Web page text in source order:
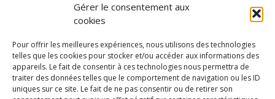
Gérer le consentement aux
cookies
Pour offrir les meilleures expériences, nous utilisons des technologies
telles que les cookies pour stocker et/ou accéder aux informations des
appareils. Le fait de consentir à ces technologies nous permettra de
traiter des données telles que le comportement de navigation ou les ID
uniques sur ce site. Le fait de ne pas consentir ou de retirer son
retrouve le porschiste en tête du championnat. Il
succède ainsi à Bjorn Syx qui avait pris le
leadership à l’issue de l’Haspengouw. A présent,
le pilote BMW est deuxième avec 35 points de
retard sur Kerkhove. Mais, l’écart devrait vite
être réduit.